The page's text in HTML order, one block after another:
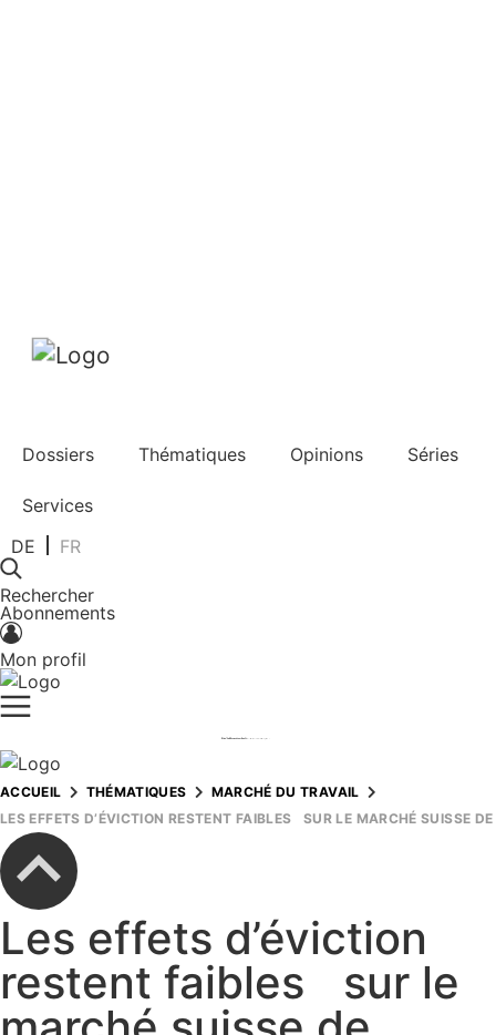
Dossiers Thématiques Opinions Séries
Services
DE
FR
Rechercher
Abonnements
Mon profil
ACCUEIL THÉMATIQUES
MARCHÉ DU TRAVAIL
LES EFFETS D’ÉVICTION RESTENT FAIBLES SUR LE MARCHÉ SUISSE DE
Les effets d’éviction
restent faibles sur le